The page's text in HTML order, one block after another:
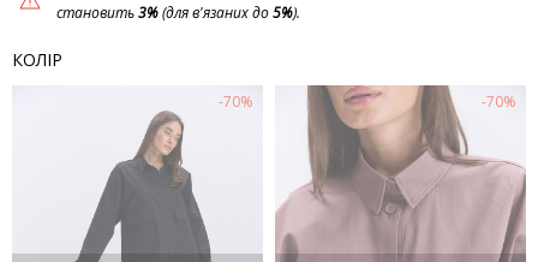
становить3%(для в'язаних до5%).
КОЛІР
-70% -70%